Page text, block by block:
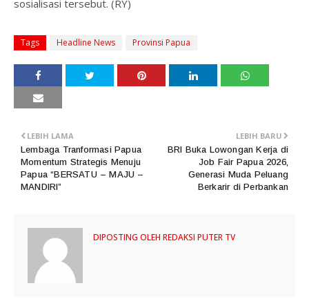
sosialisasi tersebut. (RY)
Tags Headline News Provinsi Papua
LEBIH BARU
BRI Buka Lowongan Kerja di
Job Fair Papua 2026,
Generasi Muda Peluang
Berkarir di Perbankan
LEBIH LAMA
Lembaga Tranformasi Papua
Momentum Strategis Menuju
Papua “BERSATU – MAJU –
MANDIRI”
DIPOSTING OLEH REDAKSI PUTER TV